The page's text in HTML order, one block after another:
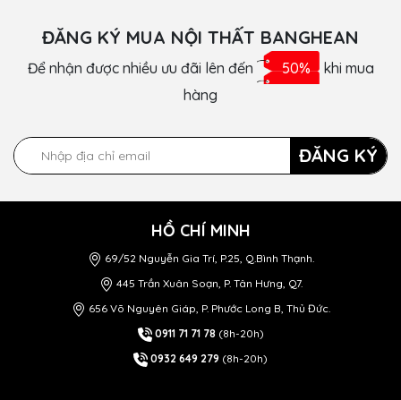
ĐĂNG KÝ MUA NỘI THẤT BANGHEAN
Để nhận được nhiều ưu đãi lên đến 50% khi mua
hàng
ĐĂNG KÝ
HỒ CHÍ MINH
69/52 Nguyễn Gia Trí, P.25, Q.Bình Thạnh.
445 Trần Xuân Soạn, P. Tân Hưng, Q7.
656 Võ Nguyên Giáp, P. Phước Long B, Thủ Đức.
0911 71 71 78 (8h-20h)
0932 649 279 (8h-20h)